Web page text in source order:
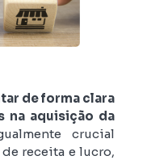
de forma clara
na aquisição da
crucial
receita e lucro,